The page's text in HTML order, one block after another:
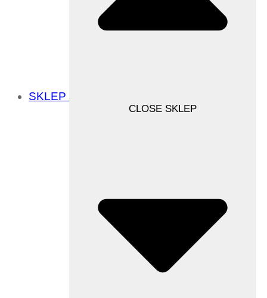
SKLEP
CLOSE SKLEP